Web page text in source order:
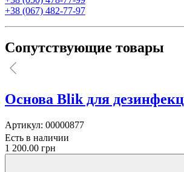
+38 (067) 482-77-97
Сопутствующие товары
Основа Blik для
Артикул: 00000877
Есть в наличии
1 200.00 грн